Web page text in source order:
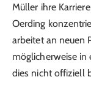
Müller ihre
Oerding
arbeitet an neuen
möglicherweise in
dies nicht offiziell